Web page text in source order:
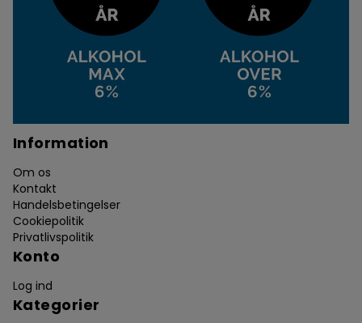
Information
Om os
Kontakt
Handelsbetingelser
Cookiepolitik
Privatlivspolitik
Konto
Log ind
Kategorier